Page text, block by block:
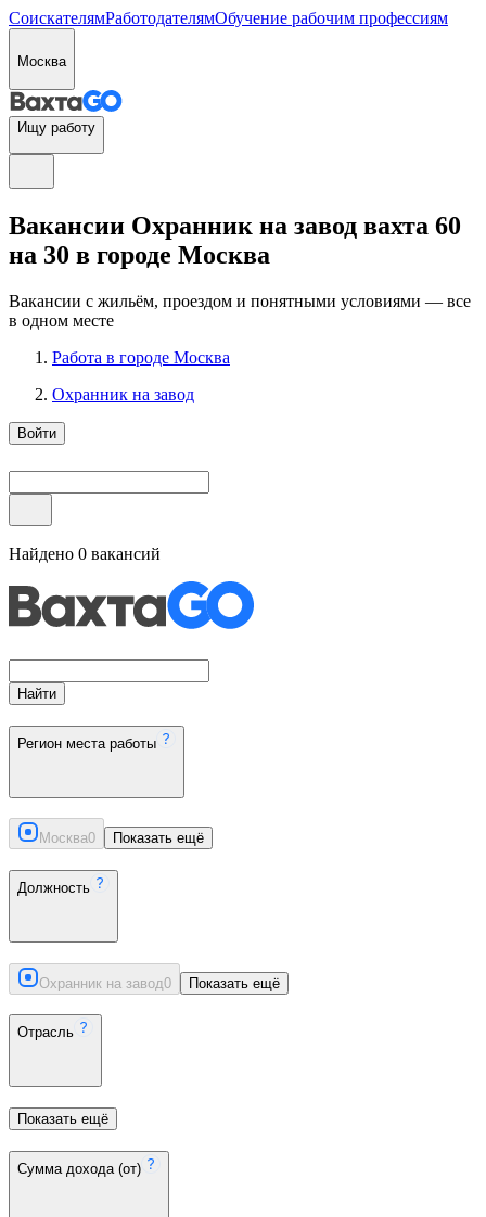
СоискателямРаботодателямОбучение рабочим профессиям
Москва
Ищу работу
Вакансии Охранник на завод вахта 60
на 30 в городе Москва
Вакансии с жильём, проездом и понятными условиями — все
в одном месте
Работа в городе Москва
Охранник на завод
Войти
Найдено 0 вакансий
Найти
Регион места работы
Москва0 Показать ещё
Должность
Охранник на завод0 Показать ещё
Отрасль
Показать ещё
Сумма дохода (от)